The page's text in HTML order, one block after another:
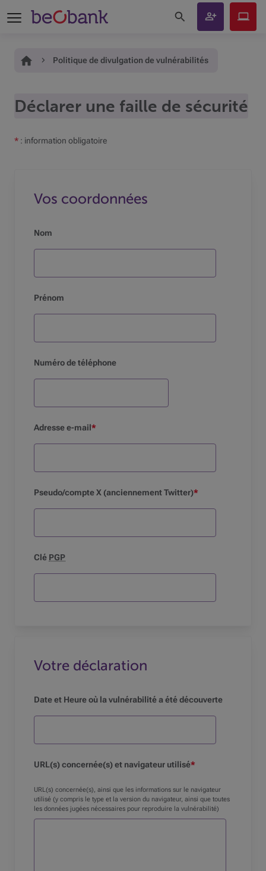
Vous êtes ici:
Accueil Politique de divulgation de vulnérabilités
Déclarer une faille de sécurité
* : information obligatoire
Vos coordonnées
Nom
Prénom
Numéro de téléphone
Adressee-mail*
Pseudo/compte X (anciennementTwitter)*
Clé PGP
Votre déclaration
Date et Heure où la vulnérabilité a été découverte
URL(s) concernée(s) et navigateur utilisé*
URL (s) concernée(s), ainsi que les informations sur le navigateur
utilisé (y compris le type et la version du navigateur, ainsi que toutes
les données jugées nécessaires pour reproduire la vulnérabilité)